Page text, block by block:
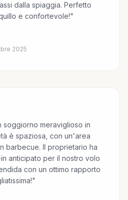
dalla spiaggia. Perfetto
e confortevole!"
2025
soggiorno meraviglioso in
è spaziosa, con un'area
barbecue. Il proprietario ha
anticipato per il nostro volo
con un ottimo rapporto